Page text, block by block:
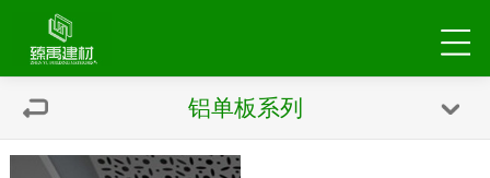
铝单板系列